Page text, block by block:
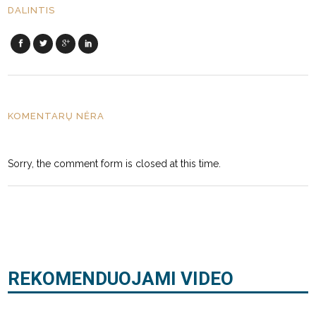
DALINTIS
KOMENTARŲ NĖRA
Sorry, the comment form is closed at this time.
REKOMENDUOJAMI VIDEO